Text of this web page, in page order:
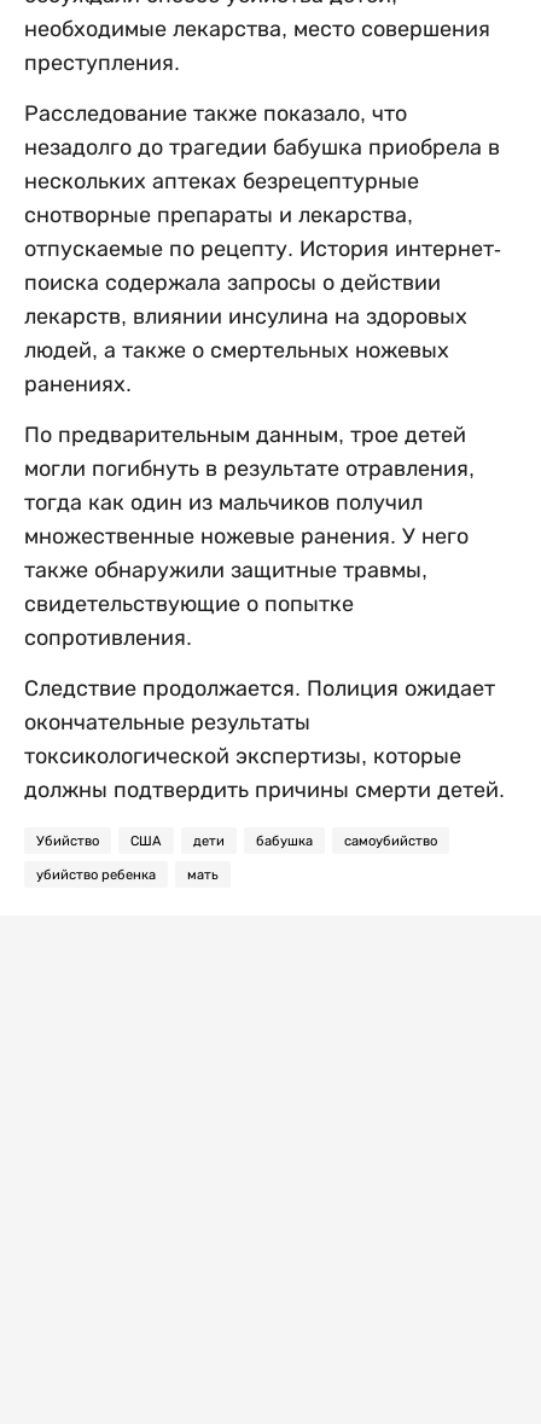
необходимые лекарства, место совершения
преступления.
Расследование также показало, что
незадолго до трагедии бабушка приобрела в
нескольких аптеках безрецептурные
снотворные препараты и лекарства,
отпускаемые по рецепту. История интернет-
поиска содержала запросы о действии
лекарств, влиянии инсулина на здоровых
людей, а также о смертельных ножевых
ранениях.
По предварительным данным, трое детей
могли погибнуть в результате отравления,
тогда как один из мальчиков получил
множественные ножевые ранения. У него
также обнаружили защитные травмы,
свидетельствующие о попытке
сопротивления.
Следствие продолжается. Полиция ожидает
окончательные результаты
токсикологической экспертизы, которые
должны подтвердить причины смерти детей.
Убийство США дети бабушка самоубийство
убийство ребенка мать